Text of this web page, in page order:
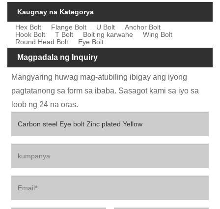
Kaugnay na Kategorya
Hex Bolt
Flange Bolt U Bolt
Anchor Bolt
Hook Bolt
T Bolt Bolt ng karwahe
Wing Bolt
Round Head Bolt
Eye Bolt
Magpadala ng Inquiry
Mangyaring huwag mag-atubiling ibigay ang iyong
pagtatanong sa form sa ibaba. Sasagot kami sa iyo sa
loob ng 24 na oras.